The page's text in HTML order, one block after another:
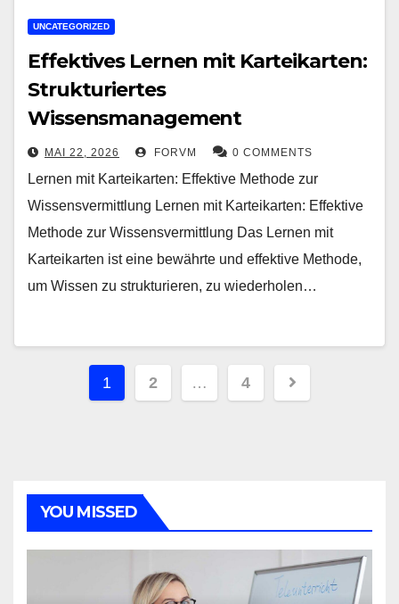
UNCATEGORIZED
Effektives Lernen mit Karteikarten:
Strukturiertes
Wissensmanagement
MAI 22, 2026 FORVM 0 COMMENTS
Lernen mit Karteikarten: Effektive Methode zur
Wissensvermittlung Lernen mit Karteikarten: Effektive
Methode zur Wissensvermittlung Das Lernen mit
Karteikarten ist eine bewährte und effektive Methode,
um Wissen zu strukturieren, zu wiederholen…
Seitennummerierung
1 2 … 4
YOU MISSED